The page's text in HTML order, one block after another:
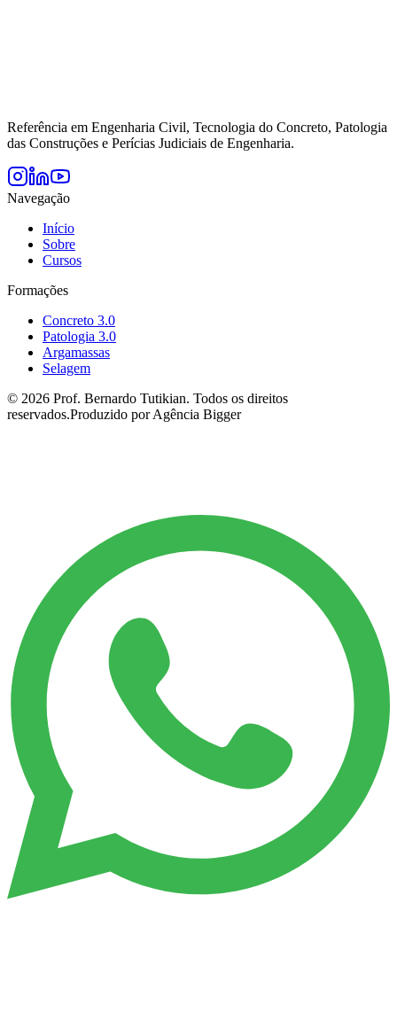
Referência em Engenharia Civil, Tecnologia do Concreto, Patologia
das Construções e Perícias Judiciais de Engenharia.
Navegação
Início
Sobre
Cursos
Formações
Concreto 3.0
Patologia 3.0
Argamassas
Selagem
© 2026 Prof. Bernardo Tutikian. Todos os direitos
reservados.Produzido por Agência Bigger